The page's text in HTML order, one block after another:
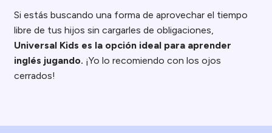
Si estás buscando una forma de aprovechar el tiempo
libre de tus hijos sin cargarles de obligaciones,
Universal Kids es la opción ideal para aprender
inglés jugando. ¡Yo lo recomiendo con los ojos
cerrados!